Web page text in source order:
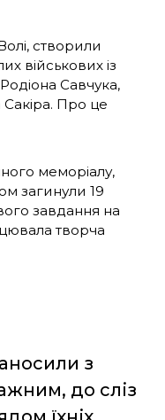
створили
військових із
Савчука,
Про це
меморіалу,
загинули 19
завдання на
творча
з
до сліз